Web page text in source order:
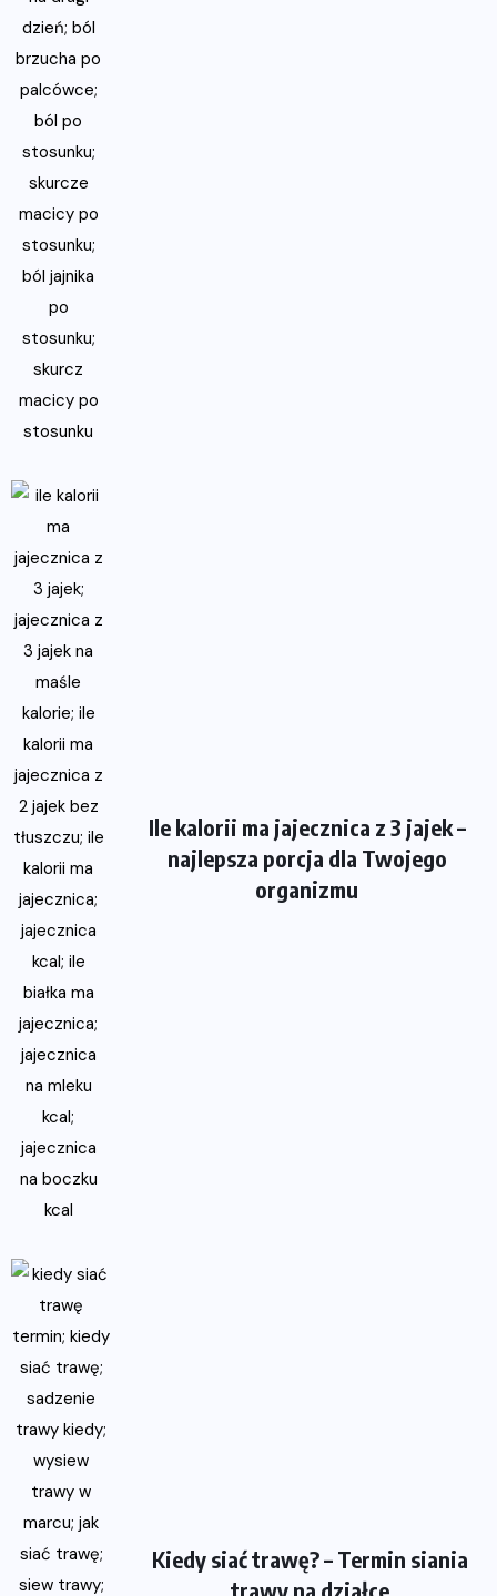
Ile kalorii ma jajecznica z 3 jajek –
najlepsza porcja dla Twojego
organizmu
Kiedy siać trawę? – Termin siania
trawy na działce